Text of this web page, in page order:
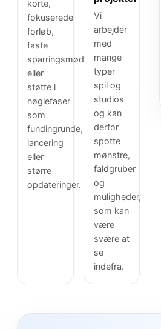
korte,
fokuserede
forløb,
faste
sparringsmøder
eller
støtte i
nøglefaser
som
fundingrunde,
lancering
eller
større
opdateringer.
Vi
arbejder
med
mange
typer
spil og
studios
og kan
derfor
spotte
mønstre,
faldgruber
og
muligheder,
som kan
være
svære at
se
indefra.